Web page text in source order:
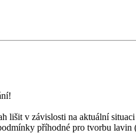
lišit v závislosti na aktuální
příhodné pro tvorbu lavin